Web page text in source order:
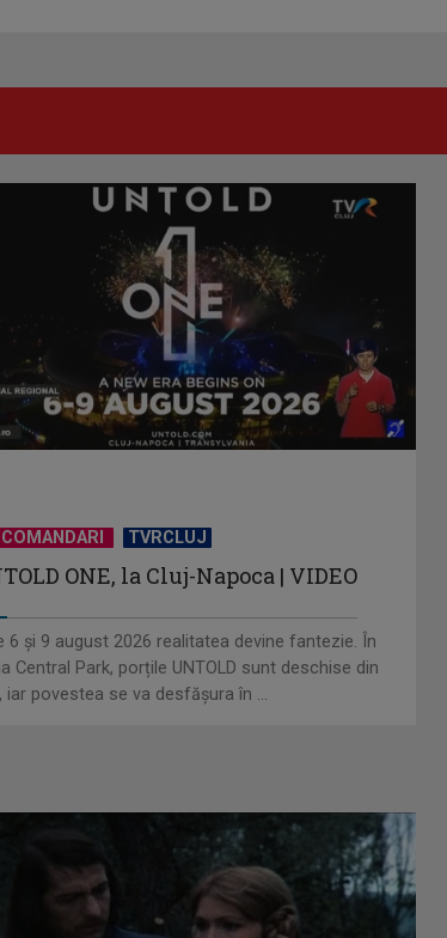
TVRCLUJ
ONE, la Cluj-Napoca | VIDEO
6 și 9 august 2026 realitatea devine fantezie. În
Central Park, porțile UNTOLD sunt deschise din
iar povestea se va desfășura în ...